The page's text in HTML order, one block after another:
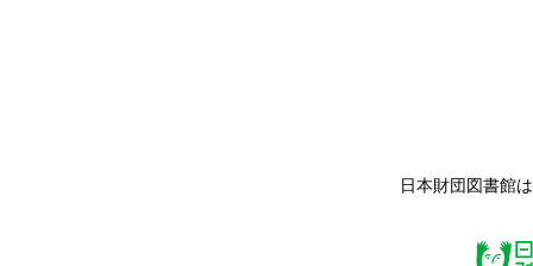
日本財団図書館